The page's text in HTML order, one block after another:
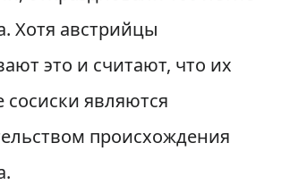
Хотя австрийцы
это и считают, что их
сосиски являются
происхождения